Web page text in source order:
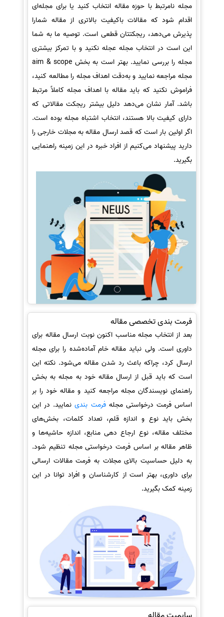
مجله نامرتبط با حوزه مقاله انتخاب کنید یا برای مجله‌ای
اقدام شود که مقالات باکیفیت بالاتری از مقاله شمارا
پذیرش می‌دهد، ریجکتتان قطعی است. توصیه ما به شما
این است در انتخاب مجله عجله نکنید و با تمرکز بیشتری
مجله را بررسی نمایید. بهتر است به بخش aim & scope
مجله مراجعه نمایید و به‌دقت اهداف مجله را مطالعه کنید،
فراموش نکنید که باید مقاله با اهداف مجله کاملاً مرتبط
باشد. آمار نشان می‌دهد دلیل بیشتر ریجکت‌ مقالاتی که
دارای کیفیت بالا هستند، انتخاب اشتباه مجله بوده است.
اگر اولین بار است که قصد ارسال مقاله به مجلات خارجی را
دارید پیشنهاد می‌کنیم از افراد خبره در این زمینه راهنمایی
بگیرید.
فرمت بندی تخصصی مقاله
بعد از انتخاب مجله مناسب اکنون نوبت ارسال مقاله برای
داوری است. ولی نباید مقاله خام آماده‌شده را برای مجله
ارسال کرد، چراکه باعث رد شدن مقاله می‌شود. نکته این
است که باید قبل از ارسال مقاله خود به مجله به بخش
راهنمای نویسندگان مجله مراجعه کنید و مقاله خود را بر
اساس فرمت درخواستی مجلهفرمت بندینمایید. در این
بخش باید نوع و اندازه قلم، تعداد کلمات، بخش‌های
مختلف مقاله، نوع ارجاع دهی منابع، اندازه حاشیه‌ها و
ظاهر مقاله بر اساس فرمت درخواستی مجله تنظیم شود.
به دلیل حساسیت بالای مجلات به فرمت مقالات ارسالی
برای داوری، بهتر است از کارشناسان و افراد توانا در این
زمینه کمک بگیرید.